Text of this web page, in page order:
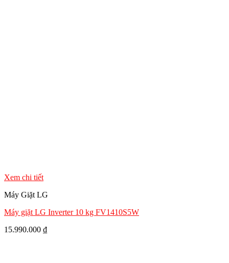
Xem chi tiết
Máy Giặt LG
Máy giặt LG Inverter 10 kg FV1410S5W
15.990.000 ₫